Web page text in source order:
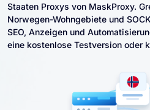
Staaten Proxys von MaskProxy.
Norwegen-Wohngebiete und
SEO, Anzeigen und
eine kostenlose Testversion oder